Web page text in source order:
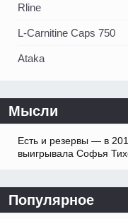
Rline
L-Carnitine Caps 750
Ataka
Мысли
Есть и резервы — в
выигрывала Софья
Популярное